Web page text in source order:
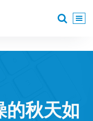
的秋天如